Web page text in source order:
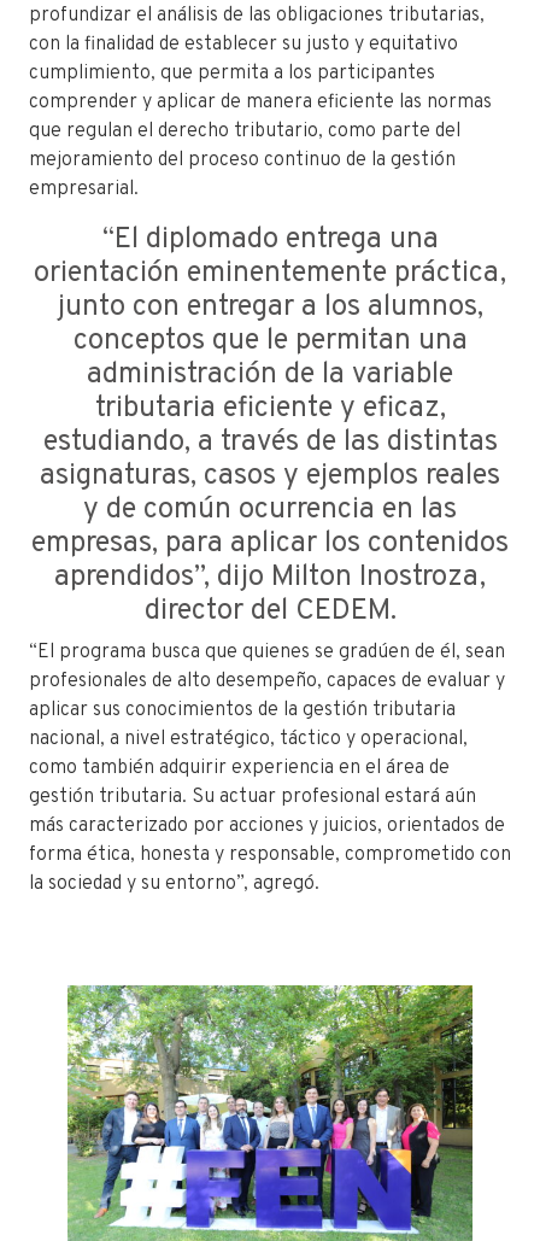
profundizar el análisis de las obligaciones tributarias,
con la finalidad de establecer su justo y equitativo
cumplimiento, que permita a los participantes
comprender y aplicar de manera eficiente las normas
que regulan el derecho tributario, como parte del
mejoramiento del proceso continuo de la gestión
empresarial.
“El diplomado entrega una
orientación eminentemente práctica,
junto con entregar a los alumnos,
conceptos que le permitan una
administración de la variable
tributaria eficiente y eficaz,
estudiando, a través de las distintas
asignaturas, casos y ejemplos reales
y de común ocurrencia en las
empresas, para aplicar los contenidos
aprendidos”, dijo Milton Inostroza,
director del CEDEM.
“El programa busca que quienes se gradúen de él, sean
profesionales de alto desempeño, capaces de evaluar y
aplicar sus conocimientos de la gestión tributaria
nacional, a nivel estratégico, táctico y operacional,
como también adquirir experiencia en el área de
gestión tributaria. Su actuar profesional estará aún
más caracterizado por acciones y juicios, orientados de
forma ética, honesta y responsable, comprometido con
la sociedad y su entorno”, agregó.